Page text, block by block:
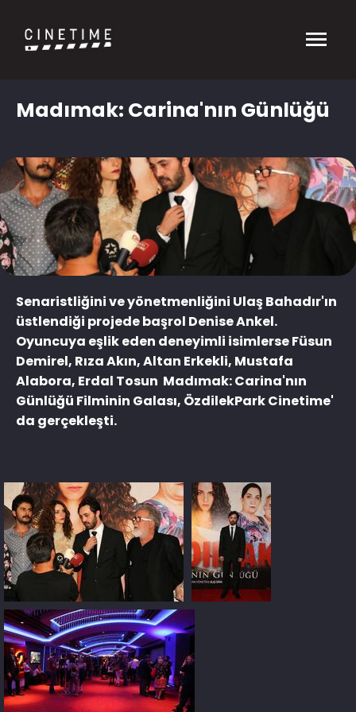
Madımak: Carina'nın Günlüğü
Senaristliğini ve yönetmenliğini Ulaş Bahadır'ın
üstlendiği projede başrol Denise Ankel.
Oyuncuya eşlik eden deneyimli isimlerse Füsun
Demirel, Rıza Akın, Altan Erkekli, Mustafa
Alabora, Erdal Tosun Madımak: Carina'nın
Günlüğü Filminin Galası, ÖzdilekPark Cinetime'
da gerçekleşti.